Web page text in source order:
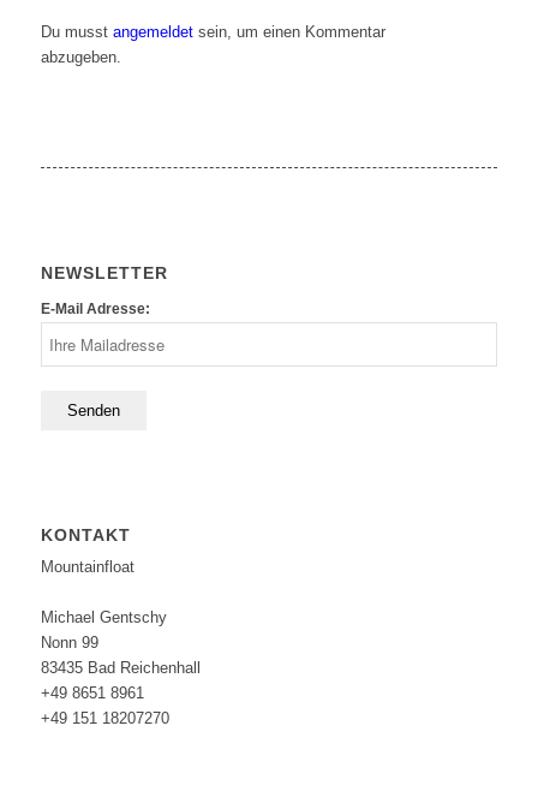
Du musst angemeldetsein, um einen Kommentar
abzugeben.
NEWSLETTER
E-Mail Adresse:
KONTAKT
Mountainfloat
Michael Gentschy
Nonn 99
83435 Bad Reichenhall
+49 8651 8961
+49 151 18207270